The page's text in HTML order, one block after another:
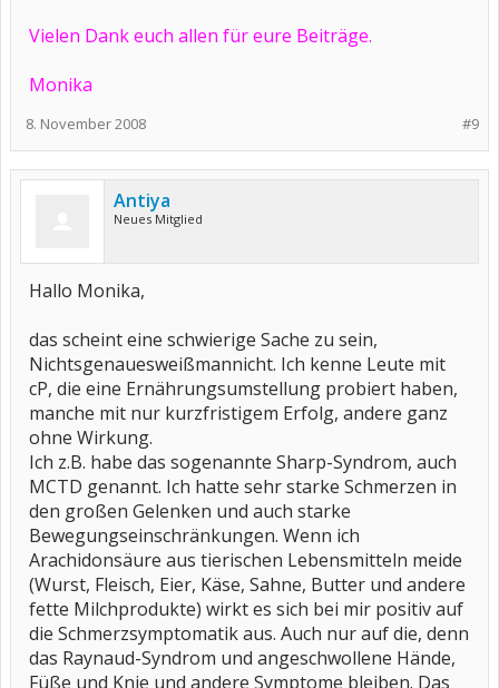
Vielen Dank euch allen für eure Beiträge.
Monika
#9
8. November 2008
Antiya
Neues Mitglied
Hallo Monika,
das scheint eine schwierige Sache zu sein,
Nichtsgenauesweißmannicht. Ich kenne Leute mit
cP, die eine Ernährungsumstellung probiert haben,
manche mit nur kurzfristigem Erfolg, andere ganz
ohne Wirkung.
Ich z.B. habe das sogenannte Sharp-Syndrom, auch
MCTD genannt. Ich hatte sehr starke Schmerzen in
den großen Gelenken und auch starke
Bewegungseinschränkungen. Wenn ich
Arachidonsäure aus tierischen Lebensmitteln meide
(Wurst, Fleisch, Eier, Käse, Sahne, Butter und andere
fette Milchprodukte) wirkt es sich bei mir positiv auf
die Schmerzsymptomatik aus. Auch nur auf die, denn
das Raynaud-Syndrom und angeschwollene Hände,
Füße und Knie und andere Symptome bleiben. Das